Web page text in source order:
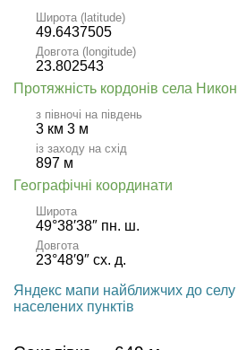
Широта (latitude)
49.6437505
Довгота (longitude)
23.802543
Протяжність кордонів села
з півночі на південь
3 км 3 м
із заходу на схід
897 м
Географічні координати
Широта
49°38′38″ пн. ш.
Довгота
23°48′9″ сх. д.
Яндекс мапи найближчих до селу
населених пунктів